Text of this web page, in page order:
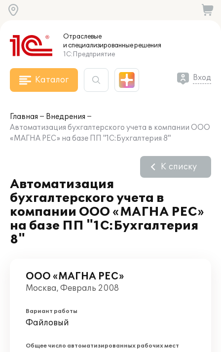
Отраслевые
и специализированныерешения
1С:Предприятие
Каталог Вход
Главная
Внедрения
Автоматизация бухгалтерского учета в компании ООО
«МАГНА РЕС» на базе ПП "1С:Бухгалтерия 8"
Автоматизация
бухгалтерского учета в
компании ООО «МАГНА РЕС»
на базе ПП "1С:Бухгалтерия
8"
К списку
ООО «МАГНА РЕС»
Москва, Февраль 2008
Вариант работы
Файловый
Общее число автоматизированных рабочих мест